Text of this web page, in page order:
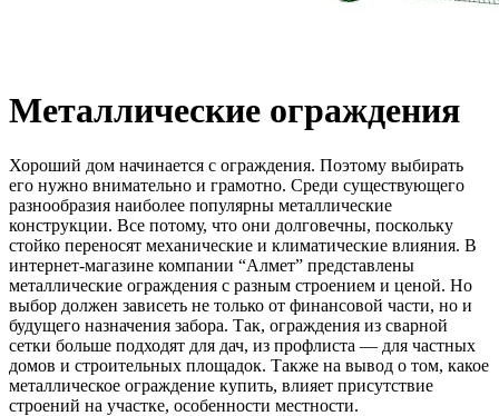
Металлические ограждения
Хороший дом начинается с ограждения. Поэтому выбирать
его нужно внимательно и грамотно. Среди существующего
разнообразия наиболее популярны металлические
конструкции. Все потому, что они долговечны, поскольку
стойко переносят механические и климатические влияния. В
интернет-магазине компании “Алмет” представлены
металлические ограждения с разным строением и ценой. Но
выбор должен зависеть не только от финансовой части, но и
будущего назначения забора. Так, ограждения из сварной
сетки больше подходят для дач, из профлиста — для частных
домов и строительных площадок. Также на вывод о том, какое
металлическое ограждение купить, влияет присутствие
строений на участке, особенности местности.